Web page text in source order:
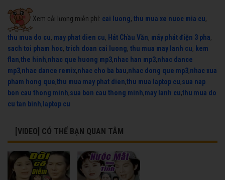
Xem cải lương miễn phí: cai luong, thu mua xe nuoc mia cu,
thu mua do cu, may phat dien cu, Hát Chầu Văn, máy phát điện 3 pha,
sach toi pham hoc, trich doan cai luong, thu mua may lanh cu, kem
flan,the hinh,nhac que huong mp3,nhac han mp3,nhac dance
mp3,nhac dance remix,nhac cho ba bau,nhac dong que mp3,nhac xua
pham hong que,thu mua may phat dien,thu mua laptop cu,sua nap
bon cau thong minh,sua bon cau thong minh,may lanh cu,thu mua do
cu tan binh, laptop cu
[VIDEO] CÓ THỂ BẠN QUAN TÂM